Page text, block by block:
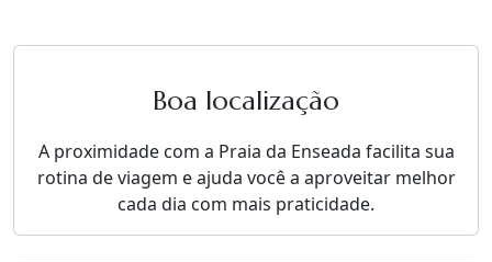
Boa localização
A proximidade com a Praia da Enseada facilita sua
rotina de viagem e ajuda você a aproveitar melhor
cada dia com mais praticidade.